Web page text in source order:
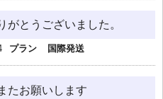
とうございました。
プラン 国際発送
たお願いします